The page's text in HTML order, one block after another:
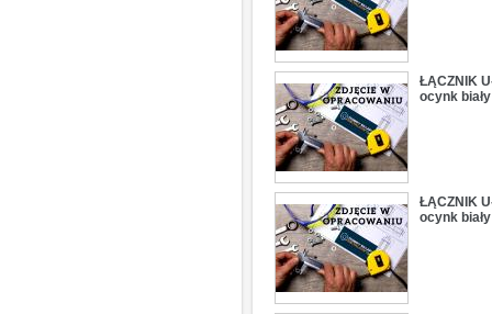
ŁĄCZNIK
ocynk biały
ŁĄCZNIK
ocynk biały